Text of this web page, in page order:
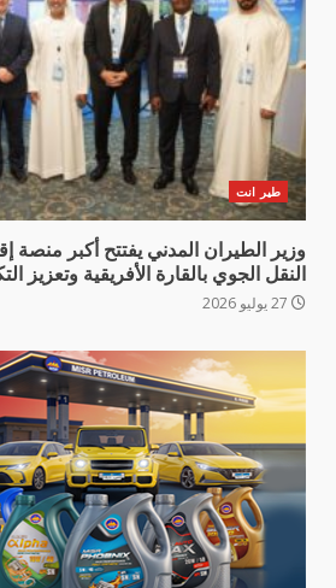
طير انت
وزير الطيران المدني يفتتح أكبر منصة
النقل الجوي بالقارة الأفريقية وتعزيز